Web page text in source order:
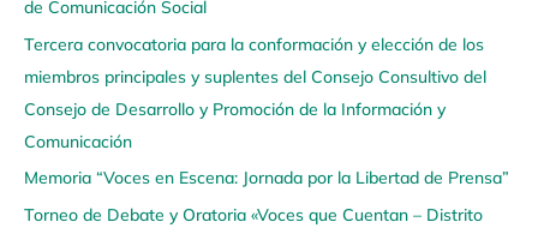
de Comunicación Social
Tercera convocatoria para la conformación y elección de los
miembros principales y suplentes del Consejo Consultivo del
Consejo de Desarrollo y Promoción de la Información y
Comunicación
Memoria “Voces en Escena: Jornada por la Libertad de Prensa”
Torneo de Debate y Oratoria «Voces que Cuentan – Distrito
q
u
í